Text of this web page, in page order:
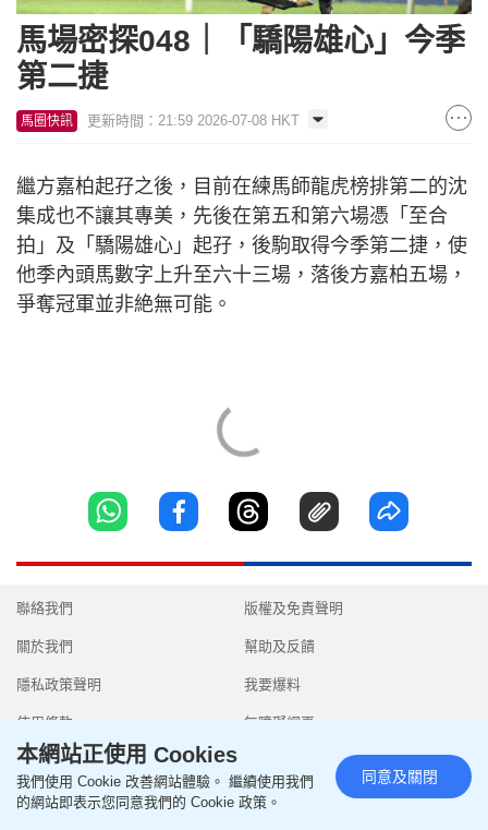
馬場密探048｜「驕陽雄心」今季
第二捷
馬圈快訊 更新時間：21:59 2026-07-08 HKT
繼方嘉柏起孖之後，目前在練馬師龍虎榜排第二的沈
集成也不讓其專美，先後在第五和第六場憑「至合
拍」及「驕陽雄心」起孖，後駒取得今季第二捷，使
他季內頭馬數字上升至六十三場，落後方嘉柏五場，
爭奪冠軍並非絶無可能。
聯絡我們
關於我們
隱私政策聲明
使用條款
版權及免責聲明
幫助及反饋
我要爆料
無障礙網頁
Copyright © 2026 SingTao Ltd.All rights reserved.
本網站正使用 Cookies
我們使用 Cookie 改善網站體驗。 繼續使用我們
的網站即表示您同意我們的 Cookie 政策。
同意及關閉